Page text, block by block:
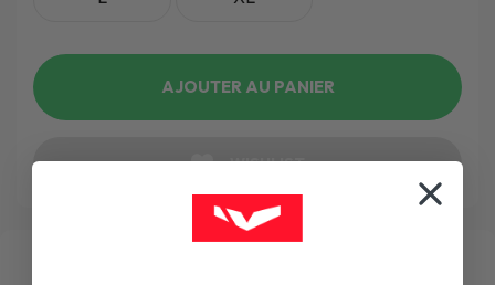
AJOUTER AU PANIER
WISHLIST